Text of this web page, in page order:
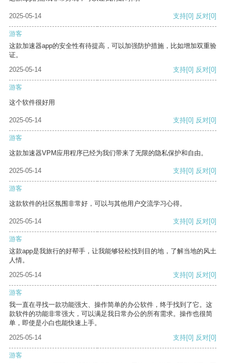
2025-05-14 支持[0] 反对[0]
游客
这款加速器app的安全性有待提高，可以加强防护措施，比如增加双重验
证。
2025-05-14
支持[0] 反对[0]
游客
这个软件很好用
2025-05-14 支持[0] 反对[0]
游客
这款加速器VPM应用程序已经为我们带来了无限的隐私保护和自由。
2025-05-14 支持[0] 反对[0]
游客
这款软件的社区氛围非常好，可以与其他用户交流学习心得。
2025-05-14 支持[0] 反对[0]
游客
这款app是我旅行的好帮手，让我能够轻松找到目的地，了解当地的风土
人情。
2025-05-14
支持[0] 反对[0]
游客
我一直在寻找一款功能强大、操作简单的办公软件，终于找到了它。这
款软件的功能非常强大，可以满足我日常办公的所有需求。操作也很简
单，即使是小白也能快速上手。
2025-05-14
支持[0] 反对[0]
游客